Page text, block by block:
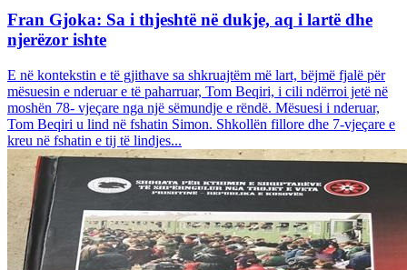
Fran Gjoka: Sa i thjeshtë në dukje, aq i lartë dhe
njerëzor ishte
E në kontekstin e të gjithave sa shkruajtëm më lart, bëjmë fjalë për
mësuesin e nderuar e të paharruar, Tom Beqiri, i cili ndërroi jetë në
moshën 78- vjeçare nga një sëmundje e rëndë. Mësuesi i nderuar,
Tom Beqiri u lind në fshatin Simon. Shkollën fillore dhe 7-vjeçare e
kreu në fshatin e tij të lindjes...